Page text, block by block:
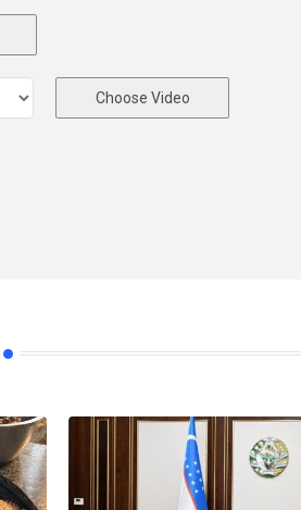
Choose Video